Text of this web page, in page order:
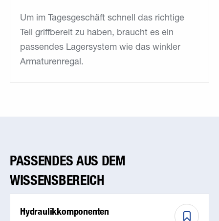
Um im Tagesgeschäft schnell das richtige
Teil griffbereit zu haben, braucht es ein
passendes Lagersystem wie das winkler
Armaturenregal.
PASSENDES AUS DEM
WISSENSBEREICH
Hydraulikkomponenten